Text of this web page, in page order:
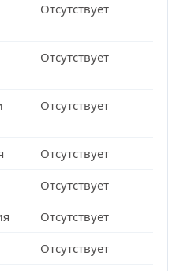
Отсутствует
Отсутствует
Отсутствует
Отсутствует
Отсутствует
Отсутствует
Отсутствует